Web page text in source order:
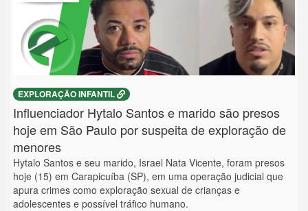
EXPLORAÇÃO INFANTIL
Influenciador Hytalo Santos e marido são presos
hoje em São Paulo por suspeita de exploração de
menores
Hytalo Santos e seu marido, Israel Nata Vicente, foram presos
hoje (15) em Carapicuíba (SP), em uma operação judicial que
apura crimes como exploração sexual de crianças e
adolescentes e possível tráfico humano.